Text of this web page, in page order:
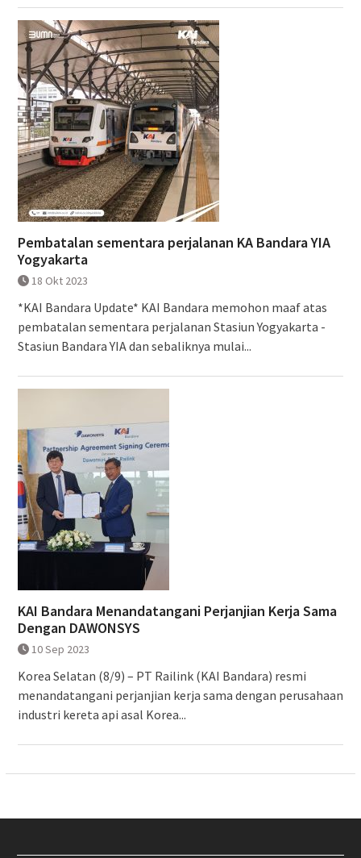
Pembatalan sementara perjalanan KA Bandara YIA
Yogyakarta
18 Okt 2023
*KAI Bandara Update* KAI Bandara memohon maaf atas
pembatalan sementara perjalanan Stasiun Yogyakarta -
Stasiun Bandara YIA dan sebaliknya mulai...
KAI Bandara Menandatangani Perjanjian Kerja Sama
Dengan DAWONSYS
10 Sep 2023
Korea Selatan (8/9) – PT Railink (KAI Bandara) resmi
menandatangani perjanjian kerja sama dengan perusahaan
industri kereta api asal Korea...